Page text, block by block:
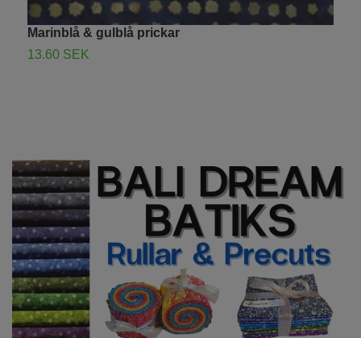
Marinblå & gulblå prickar
13.60 SEK